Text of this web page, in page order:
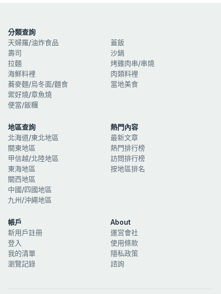
分類查詢
天婦羅/油炸食品
壽司
拉麵
海鮮料裡
蕎麥麵/烏冬面/麵食
禦好燒/章魚燒
便當/飯糰
蓋飯
沙鍋
烤雞肉串/串燒
肉類料裡
當地美食
地區查詢
北海道/東北地區
關東地區
甲信越/北陸地區
東海地區
關西地區
中國/四國地區
九州/沖繩地區
熱門內容
最新文章
熱門排行榜
訪問排行榜
按地區排名
帳戶
新用戶註冊
登入
我的清單
瀏覽記錄
About
運営會社
使用條款
隱私政策
諮詢